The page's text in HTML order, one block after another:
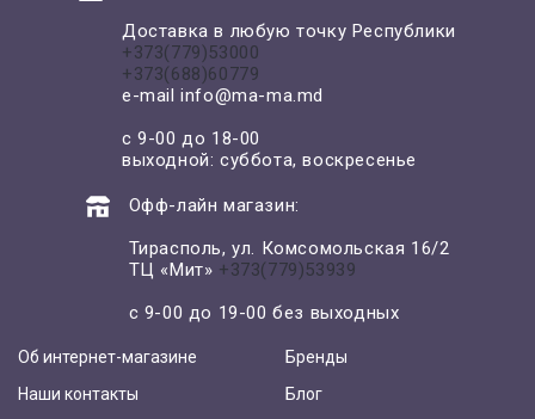
Доставка в любую точку Республики
+373(779)53000
+373(688)60779
e-mailinfo@ma-ma.md
с 9-00 до 18-00
выходной: суббота, воскресенье
Офф-лайн магазин:
Тирасполь, ул. Комсомольская 16/2
ТЦ «Мит» +373(779)53939
с 9-00 до 19-00 без выходных
Об интернет-магазине
Наши контакты
Бренды
Блог